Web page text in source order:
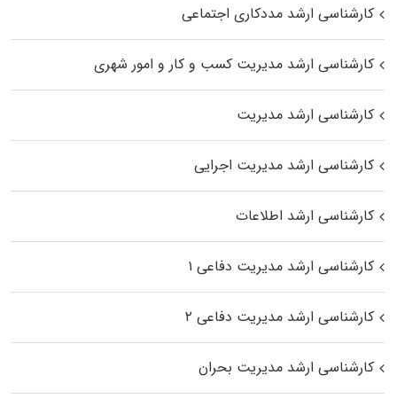
کارشناسی ارشد مددکاری اجتماعی
کارشناسی ارشد مدیریت کسب و کار و امور شهری
کارشناسی ارشد مدیریت
کارشناسی ارشد مدیریت اجرایی
کارشناسی ارشد اطلاعات
کارشناسی ارشد مدیریت دفاعی ۱
کارشناسی ارشد مدیریت دفاعی ۲
کارشناسی ارشد مدیریت بحران